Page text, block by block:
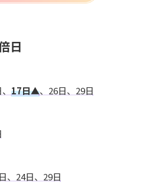
日
17日▲、26日、29日
、24日、29日